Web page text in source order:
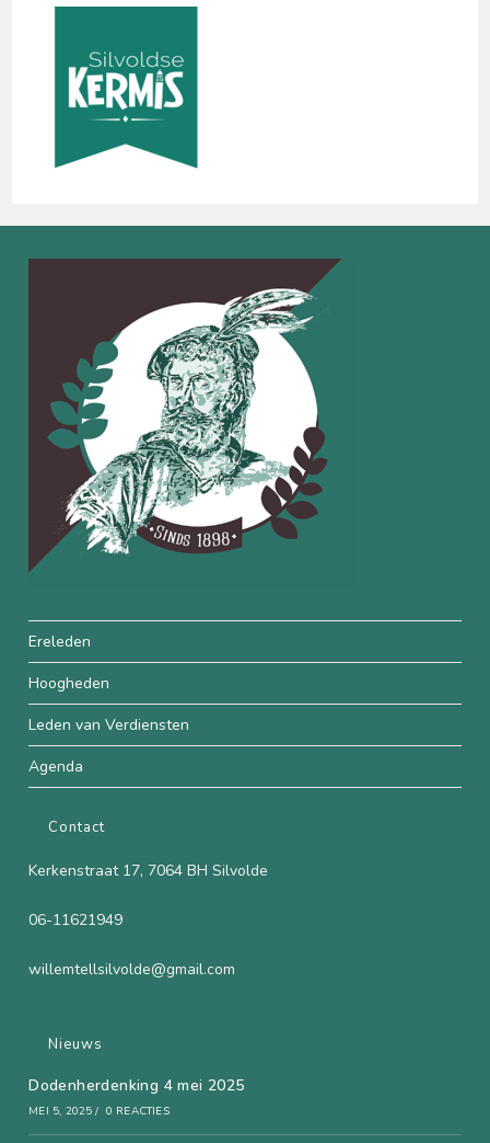
Ereleden
Hoogheden
Leden van Verdiensten
Agenda
Contact
Kerkenstraat 17, 7064 BH Silvolde
06-11621949
willemtellsilvolde@gmail.com
Nieuws
Dodenherdenking 4 mei 2025
MEI 5, 2025 / 0 REACTIES